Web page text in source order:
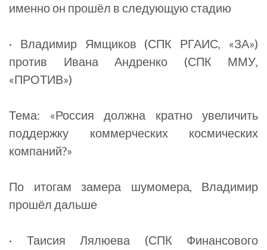
именно он прошёл в следующую стадию
· Владимир Ямщиков (СПК РГАИС, «ЗА»)
против Ивана Андренко (СПК ММУ,
«ПРОТИВ»)
Тема: «Россия должна кратно увеличить
поддержку коммерческих космических
компаний?»
По итогам замера шумомера, Владимир
прошёл дальше
· Таисия Лялюева (СПК Финансового